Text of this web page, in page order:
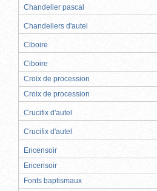
Chandelier pascal
Chandeliers d'autel
Ciboire
Ciboire
Croix de procession
Croix de procession
Crucifix d'autel
Crucifix d'autel
Encensoir
Encensoir
Fonts baptismaux